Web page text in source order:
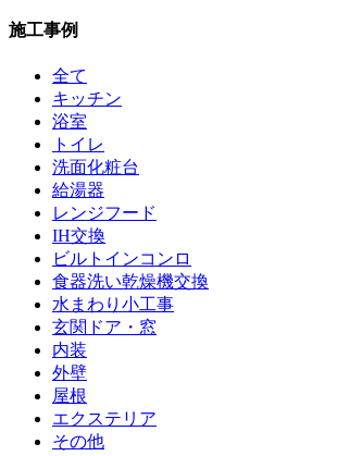
施工事例
全て
キッチン
浴室
トイレ
洗面化粧台
給湯器
レンジフード
IH交換
ビルトインコンロ
食器洗い乾燥機交換
水まわり小工事
玄関ドア・窓
内装
外壁
屋根
エクステリア
その他